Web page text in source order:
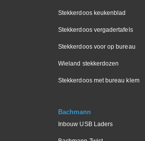
Stekkerdoos keukenblad
Stekkerdoos vergadertafels
Stekkerdoos voor op bureau
Wieland stekkerdozen
Stekkerdoos met bureau klem
Bachmann
Inbouw USB Laders